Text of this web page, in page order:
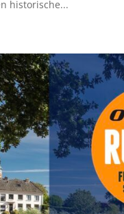
historische...